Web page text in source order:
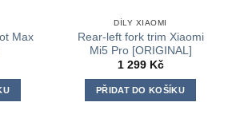
Max
DÍLY XIAOMI
Rear-left fork trim Xiaomi
Mi5 Pro [ORIGINAL]
1 299 Kč
PŘIDAT DO KOŠÍKU